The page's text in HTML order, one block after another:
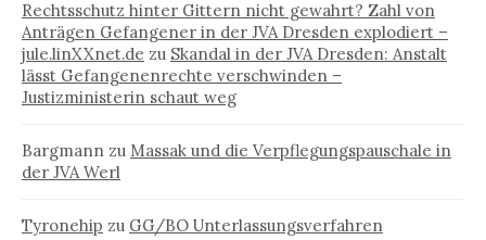
Rechtsschutz hinter Gittern nicht gewahrt? Zahl von
Anträgen Gefangener in der JVA Dresden explodiert –
jule.linXXnet.de zu Skandal in der JVA Dresden: Anstalt
lässt Gefangenenrechte verschwinden –
Justizministerin schaut weg
Bargmann zu Massak und die Verpflegungspauschale in
der JVA Werl
Tyronehip zu GG/BO Unterlassungsverfahren